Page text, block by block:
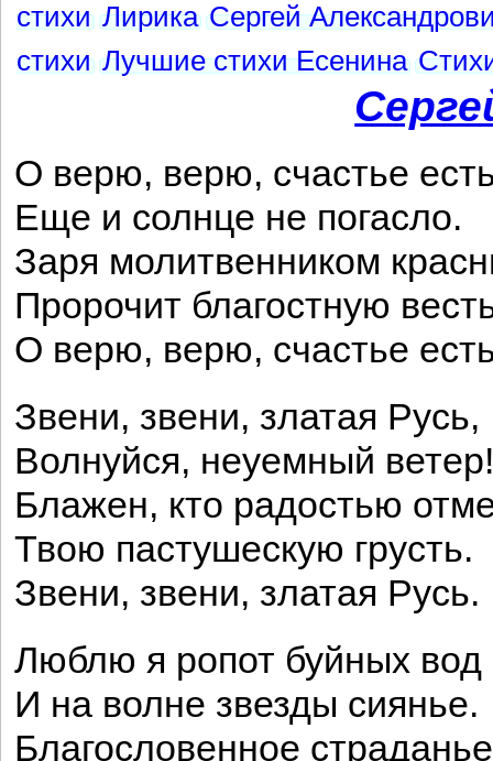
стихи Лирика Сергей
стихи Лучшие стихи Есенина
О верю, верю, счастье
Еще и солнце не погасло.
Заря молитвенником
Пророчит благостную
О верю, верю, счастье
Звени, звени, златая Русь,
Волнуйся, неуемный ветер!
Блажен, кто радостью
Твою пастушескую грусть.
Звени, звени, златая Русь.
Люблю я ропот буйных вод
И на волне звезды сиянье.
Благословенное